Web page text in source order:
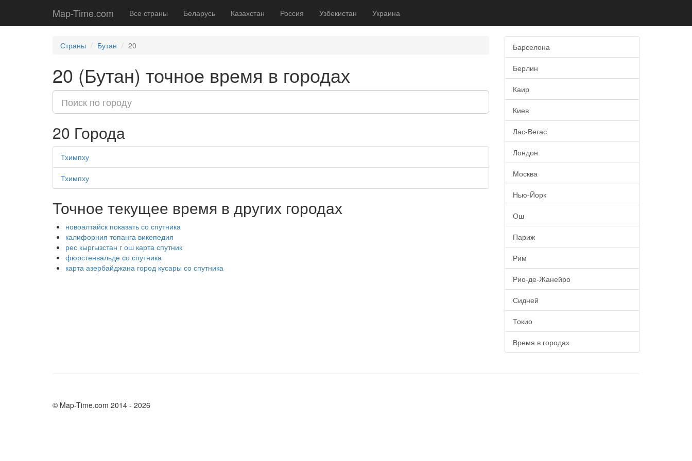
Map-Time.com Все страны Беларусь Казахстан Россия Узбекистан Украина
Страны Бутан 20
20 (Бутан) точное время в городах
20 Города
Тхимпху
Тхимпху
Точное текущее время в других городах
новоалтайск показать со спутника
калифорния топанга викепедия
рес кыргызстан г ош карта спутник
фюрстенвальде со спутника
карта азербайджана город кусары со спутника
Барселона
Берлин
Каир
Киев
Лас-Вегас
Лондон
Москва
Нью-Йорк
Ош
Париж
Рим
Рио-де-Жанейро
Сидней
Токио
Время в городах
© Map-Time.com 2014 - 2026